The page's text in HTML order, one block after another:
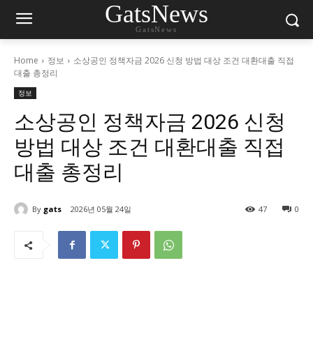
GatsNews
GatsNews
Home 정보
소상공인 정책자금 2026 신청 방법 대상 조건 대환대출 직접
대출 총정리
정보
소상공인 정책자금 2026 신청
방법 대상 조건 대환대출 직접
대출 총정리
By gats 2026년 05월 24일 0
47